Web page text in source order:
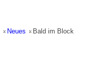
» Neues » Bald im Block